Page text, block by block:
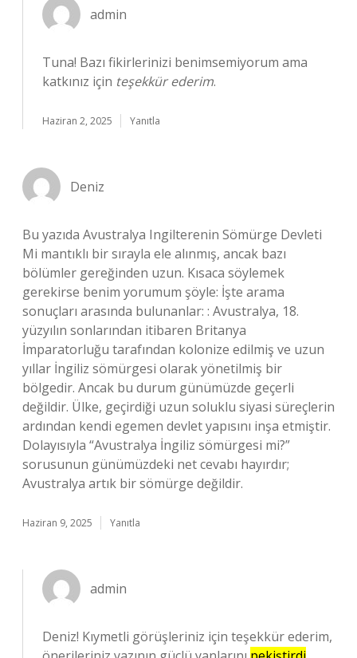
admin
Tuna! Bazı fikirlerinizi benimsemiyorum ama
katkınız için teşekkür ederim.
Haziran 2, 2025 Yanıtla
Deniz
Bu yazıda Avustralya Ingilterenin Sömürge Devleti
Mi mantıklı bir sırayla ele alınmış, ancak bazı
bölümler gereğinden uzun. Kısaca söylemek
gerekirse benim yorumum şöyle: İşte arama
sonuçları arasında bulunanlar: : Avustralya, 18.
yüzyılın sonlarından itibaren Britanya
İmparatorluğu tarafından kolonize edilmiş ve uzun
yıllar İngiliz sömürgesi olarak yönetilmiş bir
bölgedir. Ancak bu durum günümüzde geçerli
değildir. Ülke, geçirdiği uzun soluklu siyasi süreçlerin
ardından kendi egemen devlet yapısını inşa etmiştir.
Dolayısıyla “Avustralya İngiliz sömürgesi mi?”
sorusunun günümüzdeki net cevabı hayırdır;
Avustralya artık bir sömürge değildir.
Haziran 9, 2025 Yanıtla
admin
Deniz! Kıymetli görüşleriniz için teşekkür ederim,